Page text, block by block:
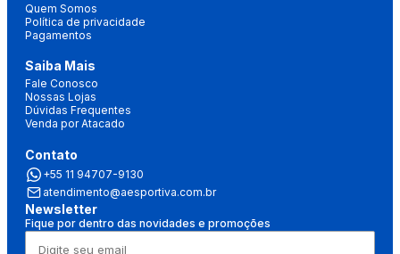
Quem Somos
Política de privacidade
Pagamentos
Saiba Mais
Fale Conosco
Nossas Lojas
Dúvidas Frequentes
Venda por Atacado
Contato
+55 11 94707-9130
atendimento@aesportiva.com.br
Newsletter
Fique por dentro das novidades e promoções